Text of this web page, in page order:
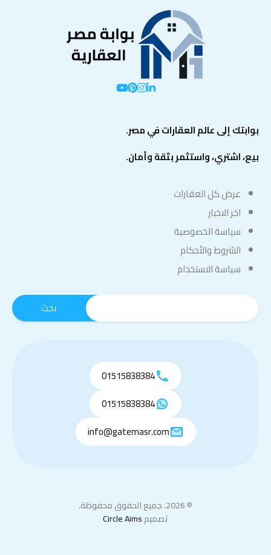
بوابتك إلى عالم العقارات في مصر.
بيع، اشتري، واستثمر بثقة وأمان.
عرض كل العقارات
اخر الاخبار
سياسة الخصوصية
الشروط والأحكام
سياسة الاستخدام
01515838384
01515838384
info@gatemasr.com
© 2026. جميع الحقوق محفوظة.
تصميمCircle Aims